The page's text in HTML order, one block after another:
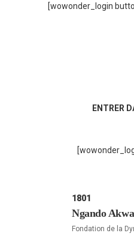
[wowonder_login
ENTRER
1801
Ngando Akwa
Fondation de la